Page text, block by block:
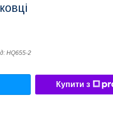
HQ655-2
Купити з